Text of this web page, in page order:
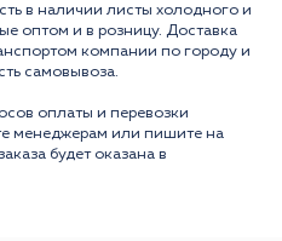
в наличии листы холодного и
оптом и в розницу. Доставка
компании по городу и
самовывоза.
оплаты и перевозки
менеджерам или пишите на
будет оказана в